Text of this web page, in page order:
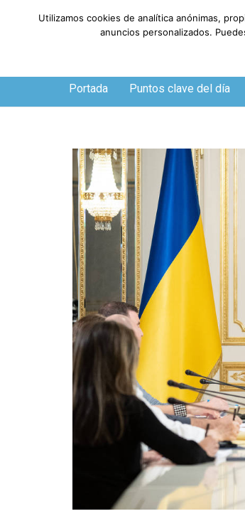
Jueves, 6 de agosto de 2026
Portada Puntos clave del día
Utilizamos cookies de analítica anónimas,
anuncios personalizados.